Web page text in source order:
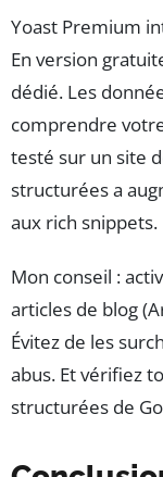
Yoast Premium
En version
dédié. Les
comprendre
testé sur un site
structurées a
aux rich snippets.
Mon conseil :
articles de blog
Évitez de les
abus. Et vérifiez
structurées de